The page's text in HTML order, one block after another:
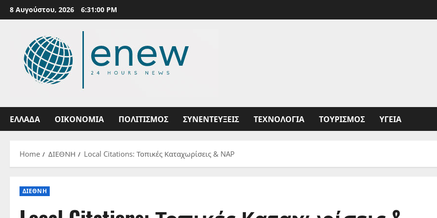
Skip
to
8 Αυγούστου, 2026 6:31:01 PM
ΕΛΛΑΔΑ ΟΙΚΟΝΟΜΙΑ ΠΟΛΙΤΙΣΜΟΣ ΣΥΝΕΝΤΕΥΞΕΙΣ ΤΕΧΝΟΛΟΓΙΑ ΤΟΥΡΙΣΜΟΣ ΥΓΕΙΑ
Home ΔΙΕΘΝΗ Local Citations: Τοπικές Καταχωρίσεις & NAP
ΔΙΕΘΝΗ